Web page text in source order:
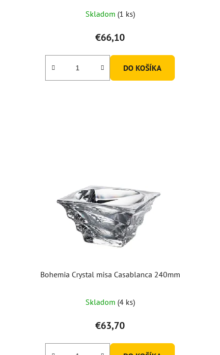
Skladom (1 ks)
€66,10
DO KOŠÍKA
Bohemia Crystal misa Casablanca 240mm
hodnotenie
produktu
je
5,0
Skladom (4 ks)
€63,70